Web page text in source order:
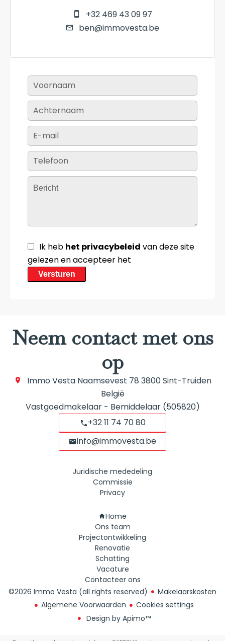
+32 469 43 09 97
ben@immovesta.be
Ik heb het privacybeleid van deze site
gelezen en accepteer het
Versturen
Neem contact met ons
op
Immo VestaNaamsevest 78 3800Sint-Truiden
België
Vastgoedmakelaar - Bemiddelaar (505820)
+32 11 74 70 80
info@immovesta.be
Juridische mededeling
Commissie
Privacy
Home
Ons team
Projectontwikkeling
Renovatie
Schatting
Vacature
Contacteer ons
©2026 Immo Vesta (all rights reserved)
Makelaarskosten
Algemene Voorwaarden
Cookies settings
Design by Apimo™